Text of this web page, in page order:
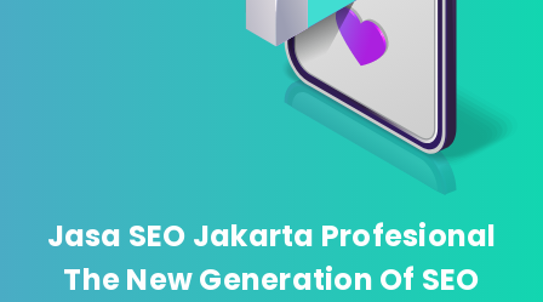
Jasa SEO Jakarta Profesional
The New Generation Of SEO